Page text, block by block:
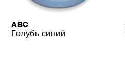
ABC
Голубь синий